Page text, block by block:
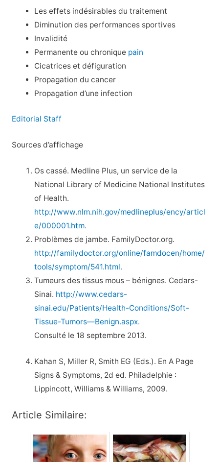
Les effets indésirables du traitement
Diminution des performances sportives
Invalidité
Permanente ou chronique pain
Cicatrices et défiguration
Propagation du cancer
Propagation d’une infection
Editorial Staff
Sources d’affichage
Os cassé. Medline Plus, un service de la
National Library of Medicine National Institutes
of Health.
http://www.nlm.nih.gov/medlineplus/ency/articl
e/000001.htm.
Problèmes de jambe. FamilyDoctor.org.
http://familydoctor.org/online/famdocen/home/
tools/symptom/541.html.
Tumeurs des tissus mous – bénignes. Cedars-
Sinai. http://www.cedars-
sinai.edu/Patients/Health-Conditions/Soft-
Tissue-Tumors—Benign.aspx.
Consulté le 18 septembre 2013.
Kahan S, Miller R, Smith EG (Eds.). En A Page
Signs & Symptoms, 2d ed. Philadelphie :
Lippincott, Williams & Williams, 2009.
Article Similaire: